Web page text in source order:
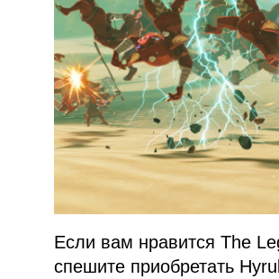
Если вам нравится The
спешите приобретать